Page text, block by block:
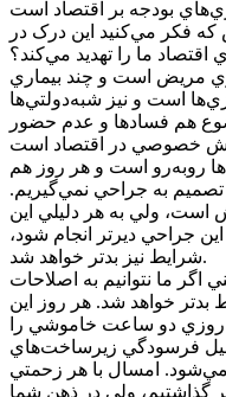
فکر مي‌کنيد اين درک در
ما را تهديد مي‌کند؟
مريض است و چند بيماري
است و نيز شبه‌دولتي‌ها
هم فسادها و عدم حضور
روبه‌رو است و هر روز هم
تصميم به جراحي نمي‌گيريم.
است، ولي به هر دليلي اين
جراحي ديرتر انجام شود،
شرايط نيز بدتر خواهد شد.
اگر ما نتوانيم به اصلاحات
بدتر خواهد شد. هر روز اين
دو ساعت خاموشي را
دليل فرسودگي زيرساخت‌هاي
خاموشي‌ها 4 ساعت مي‌شود. امسال با هر زحمتي
گذاشتيم، ولي در ذهن شما